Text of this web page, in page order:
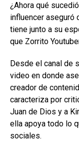
¿Ahora qué
influencer aseguró
tiene junto a su
que Zorrito
Desde el canal de
video en donde
creador de
caracteriza por
Juan de Dios y a
ella apoya todo lo
sociales.